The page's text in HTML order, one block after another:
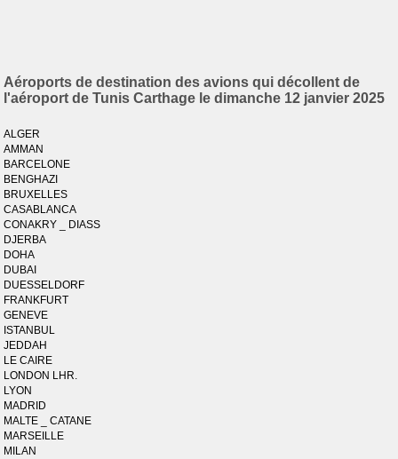
Aéroports de destination des avions qui décollent de
l'aéroport de Tunis Carthage le dimanche 12 janvier 2025
ALGER
AMMAN
BARCELONE
BENGHAZI
BRUXELLES
CASABLANCA
CONAKRY _ DIASS
DJERBA
DOHA
DUBAI
DUESSELDORF
FRANKFURT
GENEVE
ISTANBUL
JEDDAH
LE CAIRE
LONDON LHR.
LYON
MADRID
MALTE _ CATANE
MARSEILLE
MILAN